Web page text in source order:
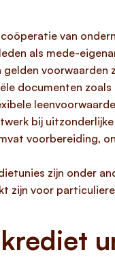
coöperatie van
als mede-
gelden
documenten
bij
voorbereiding,
zijn onder
zijn voor